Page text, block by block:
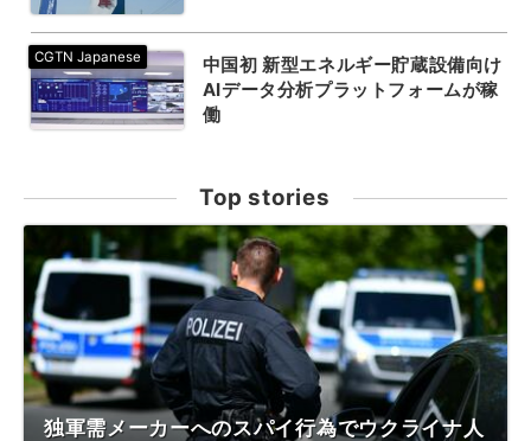
中国初 新型エネルギー貯蔵設備向け
AIデータ分析プラットフォームが稼
働
Top stories
独軍需メーカーへのスパイ行為でウクライナ人